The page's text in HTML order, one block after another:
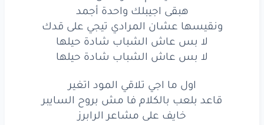
يا عمما تزعلش
هبقىاجيبلكواحدة أجمد
ونقيسها عشان المرادي تيجي
بس عاشالشبابشادة
حيلها
عاشالشبابشادة
هبقى اجيبلك واحدة أجمد
ونقيسها عشان المرادي تيجي على قدك
لا بس عاش الشباب شادة حيلها
لا بس عاش الشباب شادة حيلها
اول ما اجي تلاقي المود اتغير
قاعد بلعب بالكلام فا مش بروح السايبر
خايف على مشاعر الرابرز